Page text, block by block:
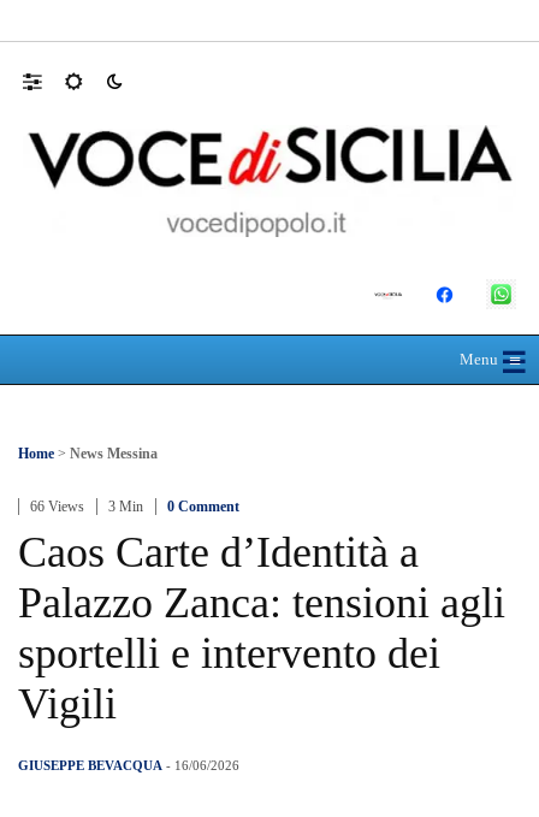
Menu≡
☰
Home > News Messina
66 Views 3 Min 0 Comment
Caos Carte d’Identità a
Palazzo Zanca: tensioni agli
sportelli e intervento dei
Vigili​
GIUSEPPE BEVACQUA - 16/06/2026